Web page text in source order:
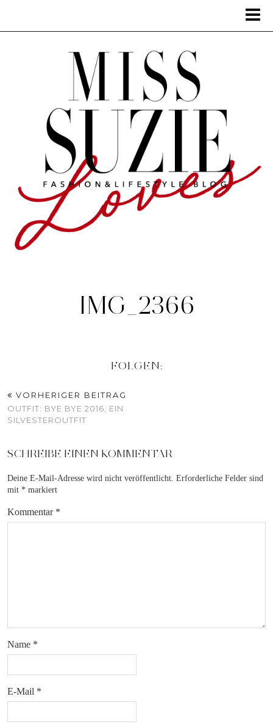
IMG_2366
FOLGEN:
VORHERIGER BEITRAG
OUTFIT: BYE BYE 2016, EIN
SILVESTEROUTFIT
SCHREIBE EINEN KOMMENTAR
Deine E-Mail-Adresse wird nicht veröffentlicht. Erforderliche Felder sind
mit * markiert
Kommentar *
Name *
E-Mail *